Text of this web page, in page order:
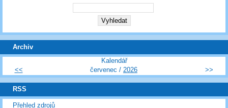
Archiv
Kalendář
<<
červenec / 2026 >>
RSS
Přehled zdrojů